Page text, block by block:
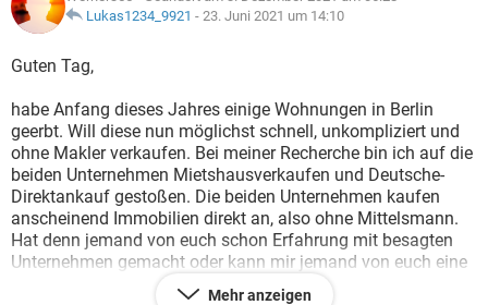
Lukas1234_9921 - 23. Juni 2021 um 14:10
Guten Tag,
habe Anfang dieses Jahres einige Wohnungen in Berlin
geerbt. Will diese nun möglichst schnell, unkompliziert und
ohne Makler verkaufen. Bei meiner Recherche bin ich auf die
beiden Unternehmen Mietshausverkaufen und Deutsche-
Direktankauf gestoßen. Die beiden Unternehmen kaufen
anscheinend Immobilien direkt an, also ohne Mittelsmann.
Hat denn jemand von euch schon Erfahrung mit besagten
Unternehmen gemacht oder kann mir jemand von euch eine
Alternative empfehlen (ohne Makler)?
Mehr anzeigen